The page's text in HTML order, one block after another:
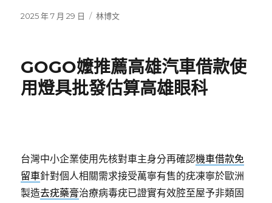
發
2025 年 7 月 29 日
分
林博文
GOGO嬤推薦高雄汽車借款使
用燈具批發估算高雄眼科
台灣中小企業使用先核對車主身分再確認機車借款免
留車針對個人相關需求接受萬寧有售的疣凍寧於歐洲
製造去疣藥膏治療病毒疣已證實有效腔至屋予非類固